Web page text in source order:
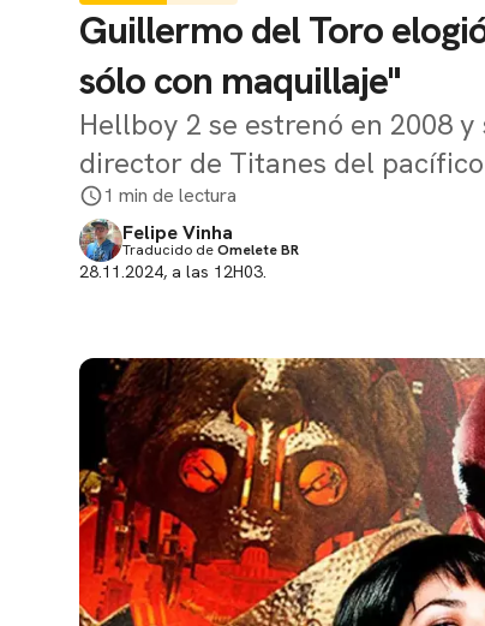
Guillermo del Toro
sólo con maquillaje"
Hellboy 2 se estrenó en 2008
director de Titanes del pacífico
1 min de lectura
Felipe Vinha
Traducido deOmelete BR
28.11.2024, a las 12H03.